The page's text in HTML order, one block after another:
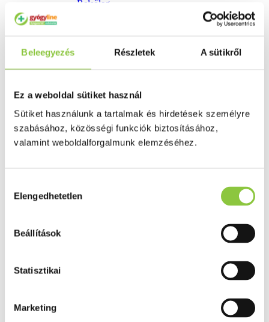
Beleegyezés Részletek A sütikről
Ez a weboldal sütiket használ
Sütiket használunk a tartalmak és hirdetések személyre
szabásához, közösségi funkciók biztosításához,
valamint weboldalforgalmunk elemzéséhez.
kiválasztása
Elengedhetetlen
Beállítások
Statisztikai
Marketing
Belsőleg
Emésztés
Hányás, hányinger
Puffadás, görcs
Probiotikum
Máj és epe betegség
Emésztést elősegítő
Érzékszervek
Szem
Orr
Fül
Terhességi tesztek
Szív és érrrendszer